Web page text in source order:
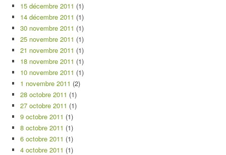
15 décembre 2011 (1)
14 décembre 2011 (1)
30 novembre 2011 (1)
25 novembre 2011 (1)
21 novembre 2011 (1)
18 novembre 2011 (1)
10 novembre 2011 (1)
1 novembre 2011 (2)
28 octobre 2011 (1)
27 octobre 2011 (1)
9 octobre 2011 (1)
8 octobre 2011 (1)
6 octobre 2011 (1)
4 octobre 2011 (1)